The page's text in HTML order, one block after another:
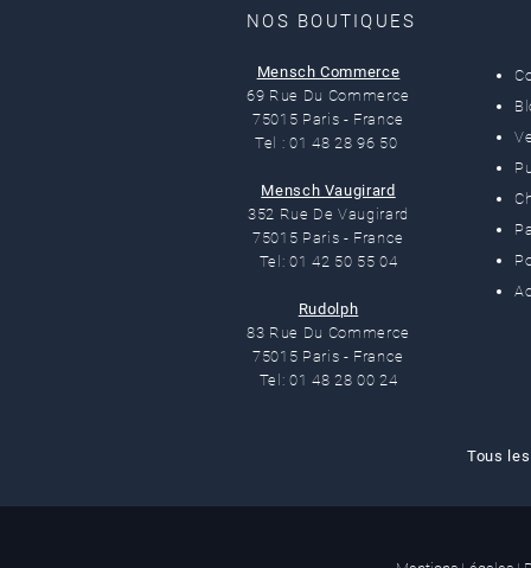
NOS BOUTIQUES
Mensch Commerce
69 Rue Du Commerce
75015 Paris - France
Tel : 01 48 28 96 50
Mensch Vaugirard
352 Rue De Vaugirard
75015 Paris - France
Tel: 01 42 50 55 04
Rudolph
83 Rue Du Commerce
75015 Paris - France
Tel: 01 48 28 00 24
Tous